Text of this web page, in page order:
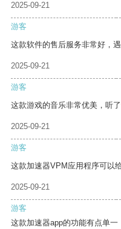
2025-09-21
游客
这款软件的售后服务非常好，
2025-09-21
游客
这款游戏的音乐非常优美，听了
2025-09-21
游客
这款加速器VPM应用程序可以
2025-09-21
游客
这款加速器app的功能有点单